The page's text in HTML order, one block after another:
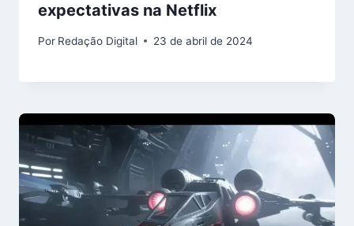
expectativas na Netflix
Por Redação Digital 23 de abril de 2024